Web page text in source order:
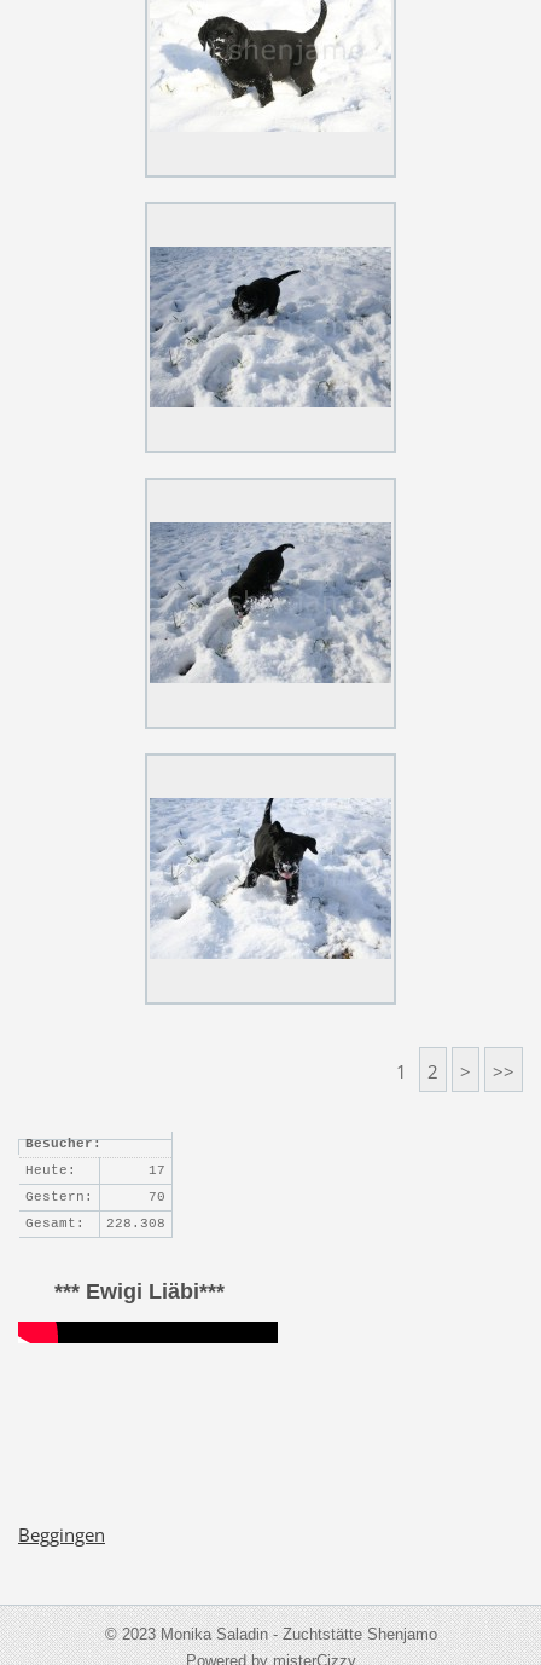
1 2 > >>
Besucher:
Heute:
17
Gestern:
70
Gesamt:
228.308
*** Ewigi Liäbi***
Beggingen
© 2023 Monika Saladin - Zuchtstätte Shenjamo
Powered by misterCizzy